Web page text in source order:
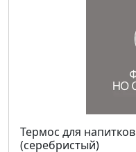
Термос для
(серебристый)